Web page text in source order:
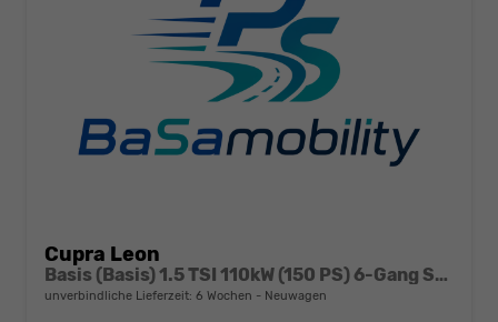
Cupra Leon
Basis (Basis) 1.5 TSI 110kW (150 PS) 6-Gang Schaltgetriebe
unverbindliche Lieferzeit: 6 Wochen Neuwagen